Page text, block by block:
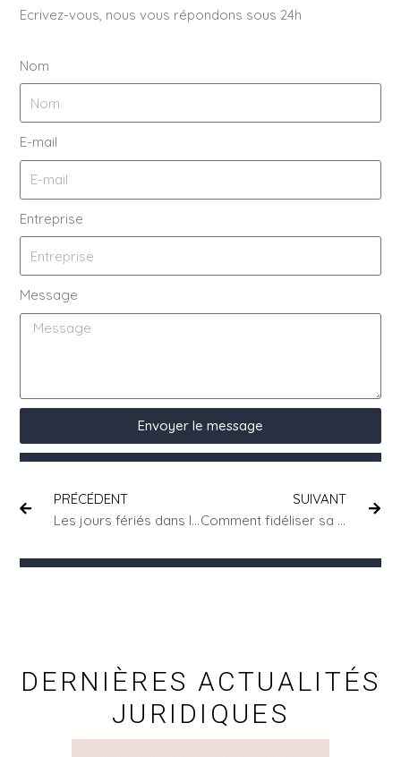
Ecrivez-vous, nous vous répondons sous 24h
Nom
E-mail
Entreprise
Message
Envoyer le message
PRÉCÉDENT
Les jours fériés dans la Convention HCR
SUIVANT
Comment fidéliser sa clientèle
DERNIÈRES ACTUALITÉS
JURIDIQUES